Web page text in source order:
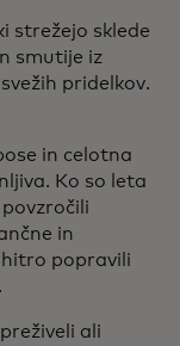
strežejo sklede
smutije iz
pridelkov.
in celotna
Ko so leta
in
hitro popravili
ali